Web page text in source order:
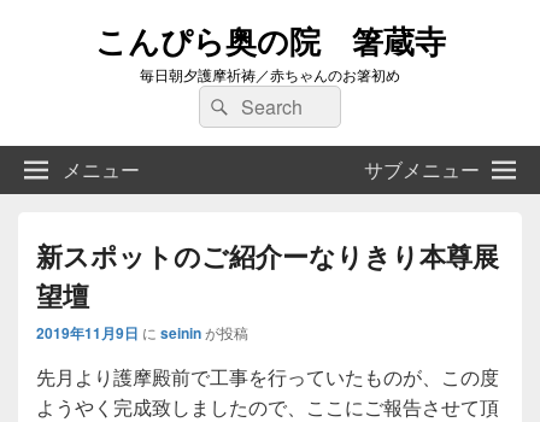
こんぴら奥の院 箸蔵寺
毎日朝夕護摩祈祷／赤ちゃんのお箸初め
検
索:
検
索
メニュー サブメニュー
新スポットのご紹介ーなりきり本尊展
望壇
2019年11月9日 に seininが投稿
先月より護摩殿前で工事を行っていたものが、この度
ようやく完成致しましたので、ここにご報告させて頂